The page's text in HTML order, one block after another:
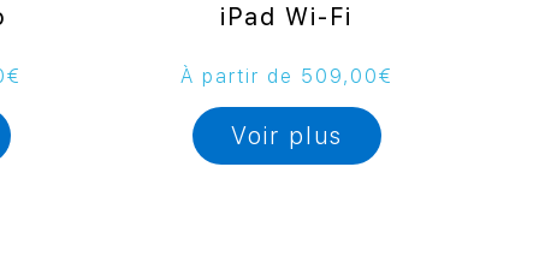
€
iPad Wi-Fi
À partir de 509,00€
Voir plus